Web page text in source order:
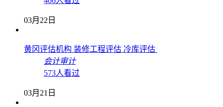
03月22日
黄冈评估机构 装修工程评估 冷库评估
会计审计
573人看过
03月21日